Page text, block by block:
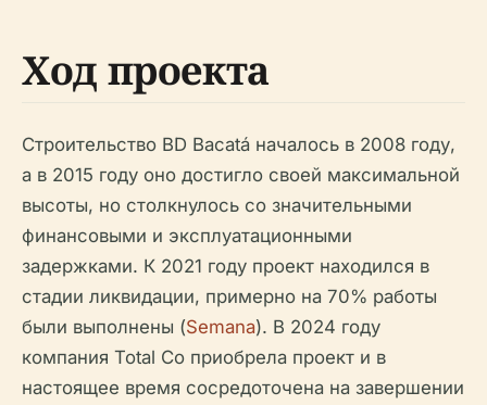
Ход проекта
Строительство BD Bacatá началось в 2008 году,
а в 2015 году оно достигло своей максимальной
высоты, но столкнулось со значительными
финансовыми и эксплуатационными
задержками. К 2021 году проект находился в
стадии ликвидации, примерно на 70% работы
были выполнены (Semana). В 2024 году
компания Total Co приобрела проект и в
настоящее время сосредоточена на завершении